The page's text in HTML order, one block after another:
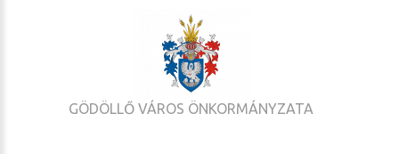
GÖDÖLLŐ VÁROS ÖNKORMÁNYZATA